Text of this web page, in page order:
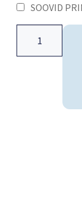
SOOVID